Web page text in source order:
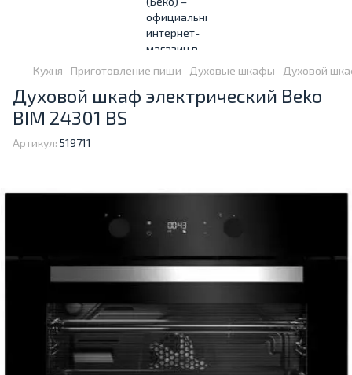
Кухня Приготовление пищи Духовые шкафы Духовой
Духовой шкаф электрический Beko
BIM 24301 BS
Артикул: 519711